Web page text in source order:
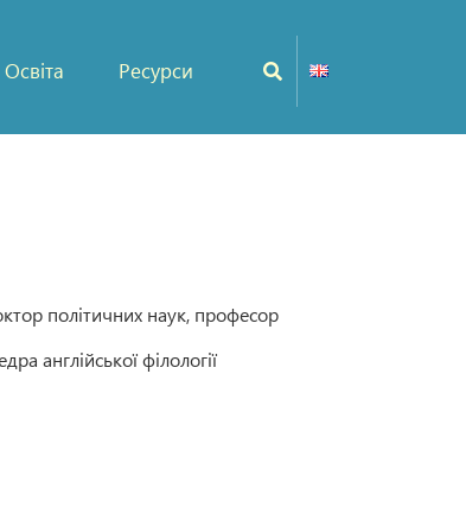
Освіта Ресурси
політичних наук, професор
англійської філології